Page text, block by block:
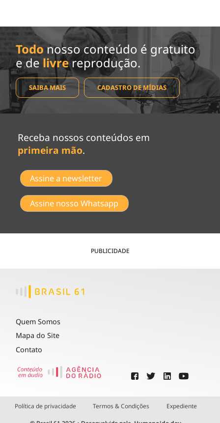
Todo nosso conteúdo é gratuito
e de livrereprodução.
SAIBA MAIS CADASTRO DE MÍDIAS
Receba nossos conteúdos em
primeira mão.
Assine a newsletter
Assine nosso Whatsapp
PUBLICIDADE
Quem Somos
Mapa do Site
Contato
Política de privacidade Termos & Condições Expediente